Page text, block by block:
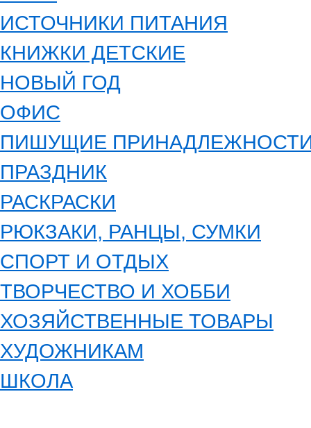
ИСТОЧНИКИ ПИТАНИЯ
КНИЖКИ ДЕТСКИЕ
НОВЫЙ ГОД
ОФИС
ПИШУЩИЕ
ПРАЗДНИК
РАСКРАСКИ
РЮКЗАКИ, РАНЦЫ, СУМКИ
СПОРТ И ОТДЫХ
ТВОРЧЕСТВО И ХОББИ
ХОЗЯЙСТВЕННЫЕ ТОВАРЫ
ХУДОЖНИКАМ
ШКОЛА